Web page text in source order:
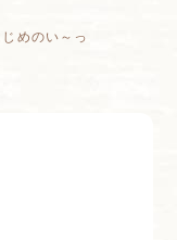
めのい～っ